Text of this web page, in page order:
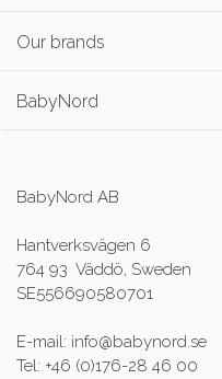
Our brands
BabyNord
BabyNord AB
Hantverksvägen 6
764 93 Väddö, Sweden
SE556690580701
E-mail: info@babynord.se
Tel: +46 (0)176-28 46 00